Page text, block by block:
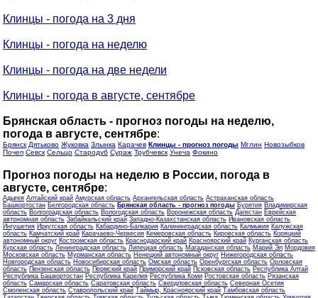
Клинцы - погода на 3 дня
Клинцы - погода на неделю
Клинцы - погода на две недели
Клинцы - погода в августе, сентябре
Брянская область - прогноз погоды на неделю,
погода в августе, сентябре:
Брянск Дятьково Жуковка Злынка Карачев Клинцы - прогноз погоды Мглин Новозыбков
Почеп Севск Сельцо Стародуб Сураж Трубчевск Унеча Фокино
Прогноз погоды на неделю в России, погода в
августе, сентябре:
Адыгея Алтайский край Амурская область Архангельская область Астраханская область
Башкортостан Белгородская область Брянская область - прогноз погоды Бурятия Владимирская
область Волгоградская область Вологодская область Воронежская область Дагестан Еврейская
автономная область Забайкальский край Западно-Казахстанская область Ивановская область
Ингушетия Иркутская область Кабардино-Балкария Калининградская область Калмыкия Калужская
область Камчатский край Карачаево-Черкесия Кемеровская область Кировская область Коряцкий
автономный округ Костромская область Краснодарский край Красноярский край Курганская область
Курская область Ленинградская область Липецкая область Магаданская область Марий Эл Мордовия
Московская область Мурманская область Ненецкий автономный округ Нижегородская область
Новгородская область Новосибирская область Омская область Оренбургская область Орловская
область Пензенская область Пермский край Приморский край Псковская область Республика Алтай
Республика Башкортостан Республика Карелия Республика Коми Ростовская область Рязанская
область Самарская область Саратовская область Свердловская область Северная Осетия
Смоленская область Ставропольский край Таймыр, Красноярский край Тамбовская область